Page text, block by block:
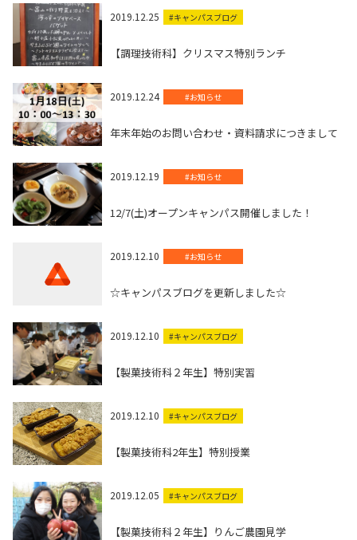
2019.12.25 #キャンパスブログ
【調理技術科】クリスマス特別ランチ
2019.12.24 #お知らせ
年末年始のお問い合わせ・資料請求につきまして
2019.12.19 #お知らせ
12/7(土)オープンキャンパス開催しました！
2019.12.10 #お知らせ
☆キャンパスブログを更新しました☆
2019.12.10 #キャンパスブログ
【製菓技術科２年生】特別実習
2019.12.10 #キャンパスブログ
【製菓技術科2年生】特別授業
2019.12.05 #キャンパスブログ
【製菓技術科２年生】りんご農園見学